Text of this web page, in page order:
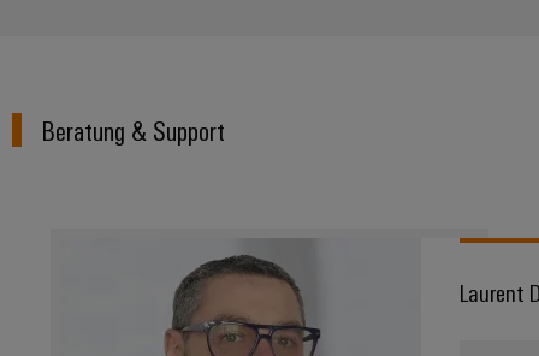
Beratung & Support
Laurent